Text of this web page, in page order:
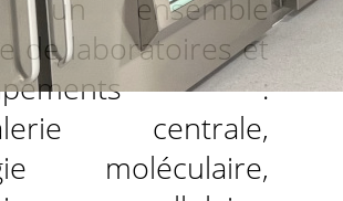
un ensemble
de laboratoires et
:
centrale,
moléculaire,